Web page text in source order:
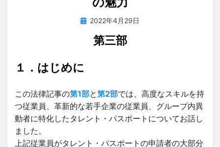
投稿者tsuchiya
投 2022年4月29日
第三部
１．はじめに
この法律記事の第1部と第2部では、高度なスキルを持
つ従業員、革新的な若手企業の従業員、グループ内異
動者に特化したタレント・パスポートについてお話し
ました。
上記従業員がタレント・パスポートの申請者の大部分